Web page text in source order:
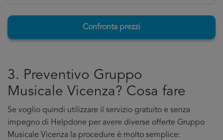
Confronta prezzi
3. Preventivo Gruppo
Musicale Vicenza? Cosa fare
Se voglio quindi utilizzare il servizio gratuito e senza
impegno di Helpdone per avere diverse offerte Gruppo
Musicale Vicenza la procedure è molto semplice: